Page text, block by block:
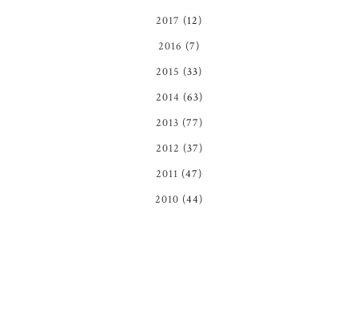
2017 (12)
2016 (7)
2015 (33)
2014 (63)
2013 (77)
2012 (37)
2011 (47)
2010 (44)